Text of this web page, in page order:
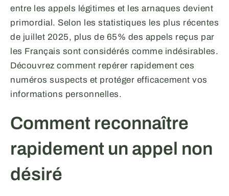
entre les appels légitimes et les arnaques devient
primordial. Selon les statistiques les plus récentes
de juillet 2025, plus de 65% des appels reçus par
les Français sont considérés comme indésirables.
Découvrez comment repérer rapidement ces
numéros suspects et protéger efficacement vos
informations personnelles.
Comment reconnaître
rapidement un appel non
désiré